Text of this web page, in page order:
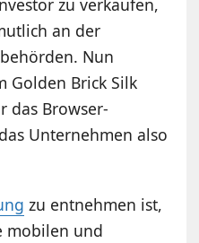
zu verkaufen,
an der
Nun
Golden Brick Silk
das Browser-
Unternehmen also
zu entnehmen ist,
mobilen und